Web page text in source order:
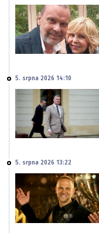
5. srpna 2026 14:10
5. srpna 2026 13:22